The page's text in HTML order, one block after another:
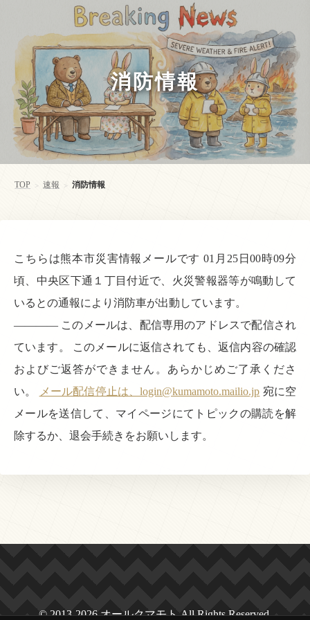
消防情報
TOP > 速報 > 消防情報
こちらは熊本市災害情報メールです 01月25日00時09分
頃、中央区下通１丁目付近で、火災警報器等が鳴動して
いるとの通報により消防車が出動しています。
———— このメールは、配信専用のアドレスで配信され
ています。 このメールに返信されても、返信内容の確認
およびご返答ができません。あらかじめご了承くださ
い。
メール配信停止は、login@kumamoto.mailio.jp 宛に空
メールを送信して、マイページにてトピックの購読を解
除するか、退会手続きをお願いします。
© 2013-2026 オールクマモト All Rights Reserved.